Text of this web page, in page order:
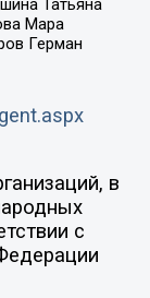
Татьяна
Мара
Герман
в
с